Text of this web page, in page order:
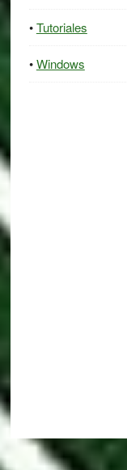
Tutoriales
Windows